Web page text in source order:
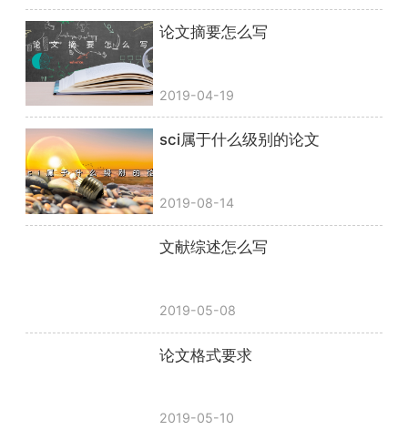
论文摘要怎么写
2019-04-19
sci属于什么级别的论文
2019-08-14
文献综述怎么写
2019-05-08
论文格式要求
2019-05-10